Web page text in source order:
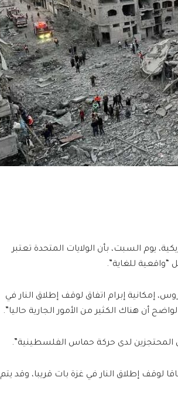
يوم السبت، بأن الولايات المتحدة تعتبر
“واقعية للغاية”.
إمكانية إبرام اتفاق لوقف إطلاق النار في
أن هناك الكثير من الأمور الجارية حاليا”.
المحتجزين لدى حركة حماس الفلسطينية”.
لوقف إطلاق النار في غزة بات قريبا، وقد يتم